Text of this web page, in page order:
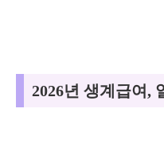
2026년 생계급여,